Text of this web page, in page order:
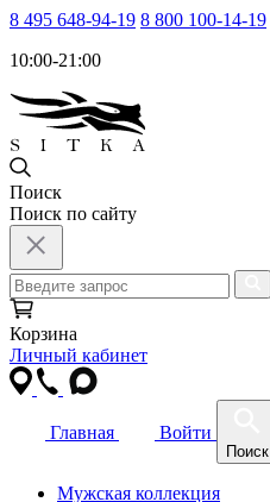
8 495 648-94-19 8 800 100-14-19
10:00-21:00
Поиск
Поиск по сайту
Корзина
Личный кабинет
Главная Войти
Поиск
Мужская коллекция